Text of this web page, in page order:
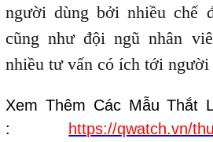
người dùng bởi nhiều chế
cũng như đội ngũ nhân
nhiều tư vấn có ích tới người
Xem Thêm Các Mẫu Thắt
:
https://qwatch.vn/